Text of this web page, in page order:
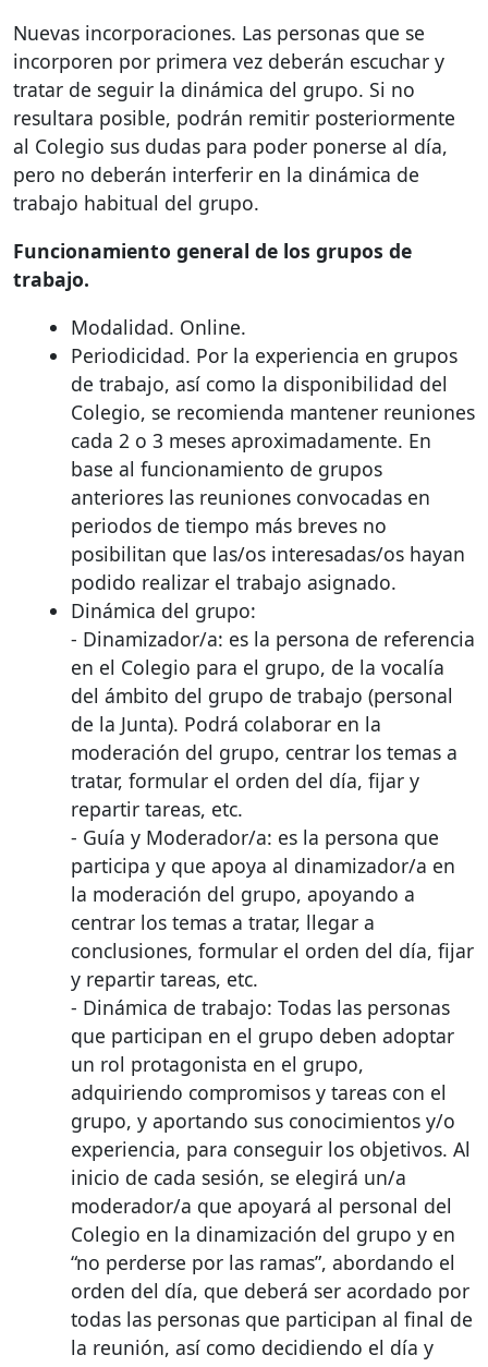
Nuevas incorporaciones. Las personas que se
incorporen por primera vez deberán escuchar y
tratar de seguir la dinámica del grupo. Si no
resultara posible, podrán remitir posteriormente
al Colegio sus dudas para poder ponerse al día,
pero no deberán interferir en la dinámica de
trabajo habitual del grupo.
Funcionamiento general de los grupos de
trabajo.
Modalidad. Online.
Periodicidad. Por la experiencia en grupos
de trabajo, así como la disponibilidad del
Colegio, se recomienda mantener reuniones
cada 2 o 3 meses aproximadamente. En
base al funcionamiento de grupos
anteriores las reuniones convocadas en
periodos de tiempo más breves no
posibilitan que las/os interesadas/os hayan
podido realizar el trabajo asignado.
Dinámica del grupo:
- Dinamizador/a: es la persona de referencia
en el Colegio para el grupo, de la vocalía
del ámbito del grupo de trabajo (personal
de la Junta). Podrá colaborar en la
moderación del grupo, centrar los temas a
tratar, formular el orden del día, fijar y
repartir tareas, etc.
- Guía y Moderador/a: es la persona que
participa y que apoya al dinamizador/a en
la moderación del grupo, apoyando a
centrar los temas a tratar, llegar a
conclusiones, formular el orden del día, fijar
y repartir tareas, etc.
- Dinámica de trabajo: Todas las personas
que participan en el grupo deben adoptar
un rol protagonista en el grupo,
adquiriendo compromisos y tareas con el
grupo, y aportando sus conocimientos y/o
experiencia, para conseguir los objetivos. Al
inicio de cada sesión, se elegirá un/a
moderador/a que apoyará al personal del
Colegio en la dinamización del grupo y en
“no perderse por las ramas”, abordando el
orden del día, que deberá ser acordado por
todas las personas que participan al final de
la reunión, así como decidiendo el día y